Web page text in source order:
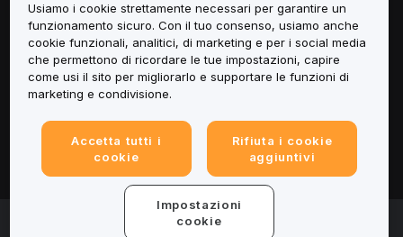
Servizi
Assistenza
Informazioni legali
© 2025-2026 Bybit.eu. All rights reserved.
Usiamo i cookie strettamente necessari per garantire un
funzionamento sicuro. Con il tuo consenso, usiamo anche
cookie funzionali, analitici, di marketing e per i social media
che permettono di ricordare le tue impostazioni, capire
come usi il sito per migliorarlo e supportare le funzioni di
marketing e condivisione.
Accetta tutti i
cookie
Rifiuta i cookie
aggiuntivi
Impostazioni
cookie